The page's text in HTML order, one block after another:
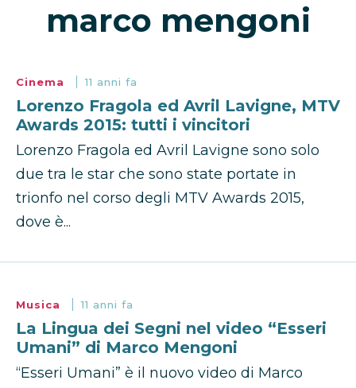
marco mengoni
Cinema 11 anni fa
Lorenzo Fragola ed Avril Lavigne, MTV
Awards 2015: tutti i vincitori
Lorenzo Fragola ed Avril Lavigne sono solo
due tra le star che sono state portate in
trionfo nel corso degli MTV Awards 2015,
dove è...
Musica 11 anni fa
La Lingua dei Segni nel video “Esseri
Umani” di Marco Mengoni
“Esseri Umani” è il nuovo video di Marco